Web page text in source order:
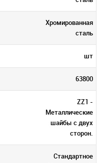
Хромированная
сталь
шт
63800
ZZ1 -
Металлические
шайбы с двух
сторон.
Стандартное